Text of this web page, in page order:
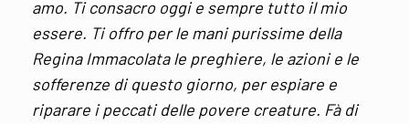
amo. Ti consacro oggi e sempre tutto il mio
essere. Ti offro per le mani purissime della
Regina Immacolata le preghiere, le azioni e le
sofferenze di questo giorno, per espiare e
riparare i peccati delle povere creature. Fà di